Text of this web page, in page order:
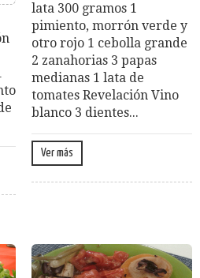
lata 300 gramos 1
pimiento, morrón verde y
otro rojo 1 cebolla grande
2 zanahorias 3 papas
medianas 1 lata de
tomates Revelación Vino
blanco 3 dientes...
Ver más